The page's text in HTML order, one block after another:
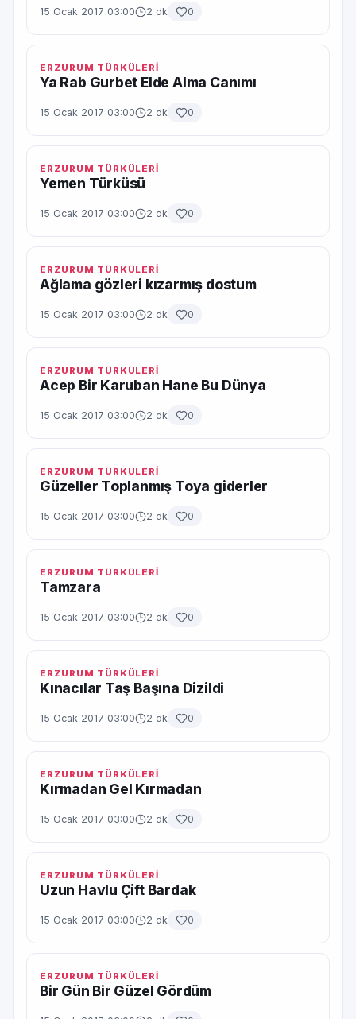
15 Ocak 2017 03:00 2 dk 0
ERZURUM TÜRKÜLERİ
Ya Rab Gurbet Elde Alma Canımı
15 Ocak 2017 03:00 2 dk 0
ERZURUM TÜRKÜLERİ
Yemen Türküsü
15 Ocak 2017 03:00 2 dk 0
ERZURUM TÜRKÜLERİ
Ağlama gözleri kızarmış dostum
15 Ocak 2017 03:00 2 dk 0
ERZURUM TÜRKÜLERİ
Acep Bir Karuban Hane Bu Dünya
15 Ocak 2017 03:00 2 dk 0
ERZURUM TÜRKÜLERİ
Güzeller Toplanmış Toya giderler
15 Ocak 2017 03:00 2 dk 0
ERZURUM TÜRKÜLERİ
Tamzara
15 Ocak 2017 03:00 2 dk 0
ERZURUM TÜRKÜLERİ
Kınacılar Taş Başına Dizildi
15 Ocak 2017 03:00 2 dk 0
ERZURUM TÜRKÜLERİ
Kırmadan Gel Kırmadan
15 Ocak 2017 03:00 2 dk 0
ERZURUM TÜRKÜLERİ
Uzun Havlu Çift Bardak
15 Ocak 2017 03:00 2 dk 0
ERZURUM TÜRKÜLERİ
Bir Gün Bir Güzel Gördüm